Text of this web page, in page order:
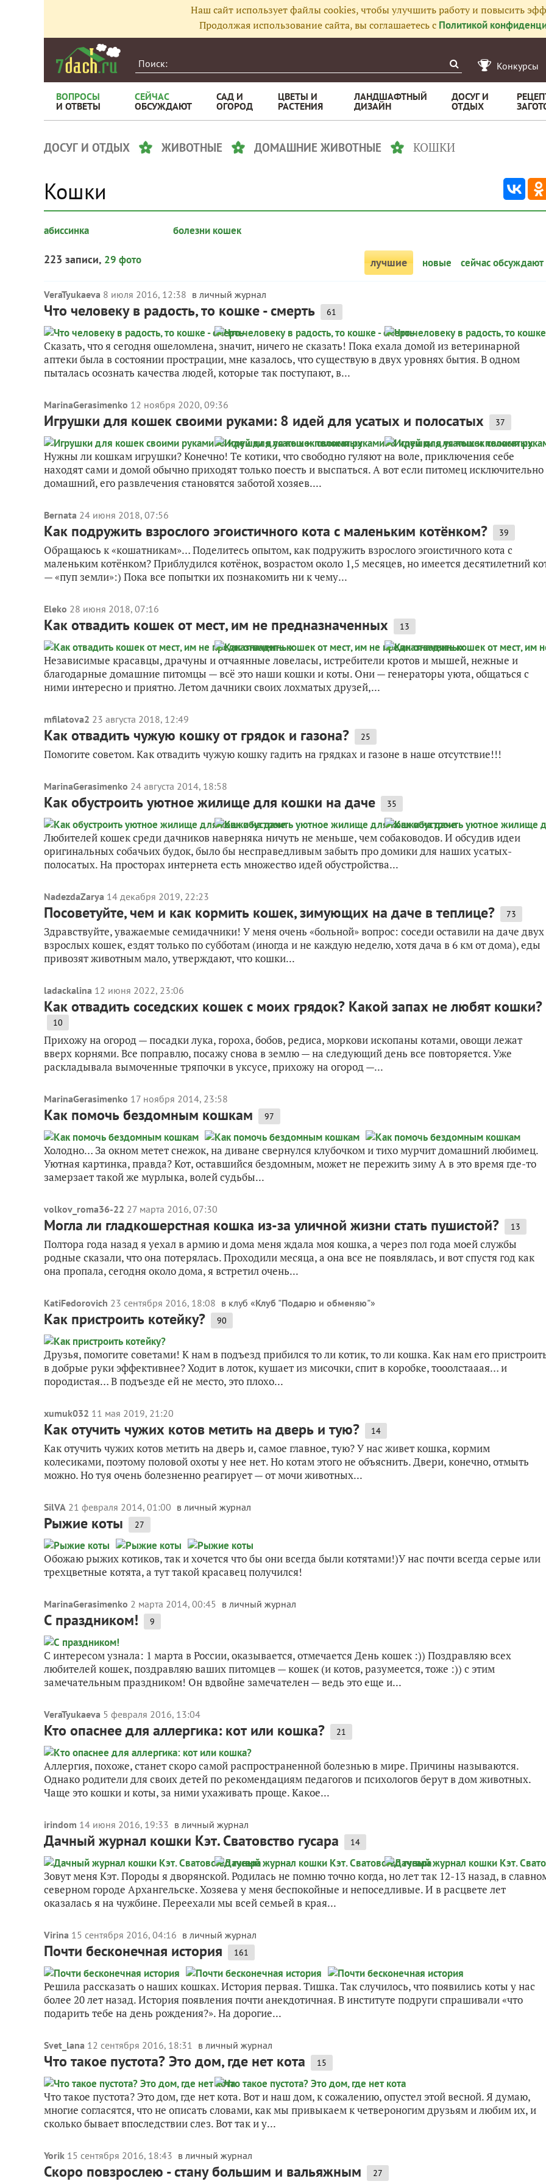
Наш сайт использует файлы cookies, чтобы улучшить работу и повысить
Продолжая использование сайта, вы соглашаетесь с Политикой
Конкурсы
ВОПРОСЫ
И ОТВЕТЫ
СЕЙЧАС
ОБСУЖДАЮТ
САД И
ОГОРОД
ЦВЕТЫ И
РАСТЕНИЯ
ЛАНДШАФТНЫЙ
ДИЗАЙН
ДОСУГ И
ОТДЫХ
ДОСУГ И ОТДЫХ ЖИВОТНЫЕ ДОМАШНИЕ ЖИВОТНЫЕ КОШКИ
Кошки
абиссинка болезни кошек
223 записи, 29 фото лучшие новые сейчас обсуждают
VeraTyukaeva 8 июля 2016, 12:38 в личный журнал
Что человеку в радость, то кошке - смерть 61
Сказать, что я сегодня ошеломлена, значит, ничего не сказать! Пока ехала домой из ветеринарной
аптеки была в состоянии прострации, мне казалось, что существую в двух уровнях бытия. В одном
пыталась осознать качества людей, которые так поступают, в...
MarinaGerasimenko 12 ноября 2020, 09:36
Игрушки для кошек своими руками: 8 идей для усатых и полосатых 37
Нужны ли кошкам игрушки? Конечно! Те котики, что свободно гуляют на воле, приключения себе
находят сами и домой обычно приходят только поесть и выспаться. А вот если питомец исключительно
домашний, его развлечения становятся заботой хозяев....
Bernata 24 июня 2018, 07:56
Как подружить взрослого эгоистичного кота с маленьким котёнком? 39
Обращаюсь к «кошатникам»… Поделитесь опытом, как подружить взрослого эгоистичного кота с
маленьким котёнком? Приблудился котёнок, возрастом около 1,5 месяцев, но имеется десятилетний
— «пуп земли»:) Пока все попытки их познакомить ни к чему...
Eleko 28 июня 2018, 07:16
Как отвадить кошек от мест, им не предназначенных 13
Независимые красавцы, драчуны и отчаянные ловеласы, истребители кротов и мышей, нежные и
благодарные домашние питомцы — всё это наши кошки и коты. Они — генераторы уюта, общаться с
ними интересно и приятно. Летом дачники своих лохматых друзей,...
mfilatova2 23 августа 2018, 12:49
Как отвадить чужую кошку от грядок и газона? 25
Помогите советом. Как отвадить чужую кошку гадить на грядках и газоне в наше отсутствие!!!
MarinaGerasimenko 24 августа 2014, 18:58
Как обустроить уютное жилище для кошки на даче 35
Любителей кошек среди дачников наверняка ничуть не меньше, чем собаководов. И обсудив идеи
оригинальных собачьих будок, было бы несправедливым забыть про домики для наших усатых-
полосатых. На просторах интернета есть множество идей обустройства...
NadezdaZarya 14 декабря 2019, 22:23
Посоветуйте, чем и как кормить кошек, зимующих на даче в теплице? 73
Здравствуйте, уважаемые семидачники! У меня очень «больной» вопрос: соседи оставили на даче двух
взрослых кошек, ездят только по субботам (иногда и не каждую неделю, хотя дача в 6 км от дома), еды
привозят животным мало, утверждают, что кошки...
ladackalina 12 июня 2022, 23:06
Как отвадить соседских кошек с моих грядок? Какой запах не любят кошки?
10
Прихожу на огород — посадки лука, гороха, бобов, редиса, моркови ископаны котами, овощи лежат
вверх корнями. Все поправлю, посажу снова в землю — на следующий день все повторяется. Уже
раскладывала вымоченные тряпочки в уксусе, прихожу на огород —...
MarinaGerasimenko 17 ноября 2014, 23:58
Как помочь бездомным кошкам 97
Холодно… За окном метет снежок, на диване свернулся клубочком и тихо мурчит домашний любимец.
Уютная картинка, правда? Кот, оставшийся бездомным, может не пережить зиму А в это время где-то
замерзает такой же мурлыка, волей судьбы...
volkov_roma36-22 27 марта 2016, 07:30
Могла ли гладкошерстная кошка из-за уличной жизни стать пушистой? 13
Полтора года назад я уехал в армию и дома меня ждала моя кошка, а через пол года моей службы
родные сказали, что она потерялась. Проходили месяца, а она все не появлялась, и вот спустя год как
она пропала, сегодня около дома, я встретил очень...
KatiFedorovich 23 сентября 2016, 18:08 в клуб «Клуб "Подарю и обменяю"»
Как пристроить котейку? 90
Друзья, помогите советами! К нам в подъезд прибился то ли котик, то ли кошка. Как нам его
в добрые руки эффективнее? Ходит в лоток, кушает из мисочки, спит в коробке, тооолстааая… и
породистая… В подъезде ей не место, это плохо...
xumuk032 11 мая 2019, 21:20
Как отучить чужих котов метить на дверь и тую? 14
Как отучить чужих котов метить на дверь и, самое главное, тую? У нас живет кошка, кормим
колесиками, поэтому половой охоты у нее нет. Но котам этого не объяснить. Двери, конечно, отмыть
можно. Но туя очень болезненно реагирует — от мочи животных...
SilVA 21 февраля 2014, 01:00 в личный журнал
Рыжие коты 27
Обожаю рыжих котиков, так и хочется что бы они всегда были котятами!)У нас почти всегда серые или
трехцветные котята, а тут такой красавец получился!
MarinaGerasimenko 2 марта 2014, 00:45 в личный журнал
С праздником! 9
С интересом узнала: 1 марта в России, оказывается, отмечается День кошек :)) Поздравляю всех
любителей кошек, поздравляю ваших питомцев — кошек (и котов, разумеется, тоже :)) с этим
замечательным праздником! Он вдвойне замечателен — ведь это еще и...
VeraTyukaeva 5 февраля 2016, 13:04
Кто опаснее для аллергика: кот или кошка? 21
Аллергия, похоже, станет скоро самой распространенной болезнью в мире. Причины называются.
Однако родители для своих детей по рекомендациям педагогов и психологов берут в дом животных.
Чаще это кошки и коты, за ними ухаживать проще. Какое...
irindom 14 июня 2016, 19:33 в личный журнал
Дачный журнал кошки Кэт. Сватовство гусара 14
Зовут меня Кэт. Породы я дворянской. Родилась не помню точно когда, но лет так 12-13 назад, в
северном городе Архангельске. Хозяева у меня беспокойные и непоседливые. И в расцвете лет
оказалась я на чужбине. Переехали мы всей семьей в края...
Virina 15 сентября 2016, 04:16 в личный журнал
Почти бесконечная история 161
Решила рассказать о наших кошках. История первая. Тишка. Так случилось, что появились коты у нас
более 20 лет назад. История появления почти анекдотичная. В институте подруги спрашивали «что
подарить тебе на день рождения?». На дорогие...
Svet_lana 12 сентября 2016, 18:31 в личный журнал
Что такое пустота? Это дом, где нет кота 15
Что такое пустота? Это дом, где нет кота. Вот и наш дом, к сожалению, опустел этой весной. Я думаю,
многие согласятся, что не описать словами, как мы привыкаем к четвероногим друзьям и любим их, и
сколько бывает впоследствии слез. Вот так и у...
Yorik 15 сентября 2016, 18:43 в личный журнал
Скоро повзрослею - стану большим и вальяжным 27